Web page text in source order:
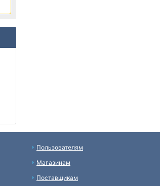
Пользователям
Магазинам
Поставщикам